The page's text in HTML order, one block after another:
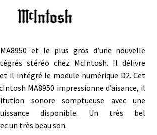
MA8950 et le plus gros d’une nouvelle
stéréo chez McIntosh. Il délivre
il intégré le module numérique D2. Cet
MA8950 impressionne d’aisance, il
sonore somptueuse avec une
disponible. Un très bel
un très beau son.